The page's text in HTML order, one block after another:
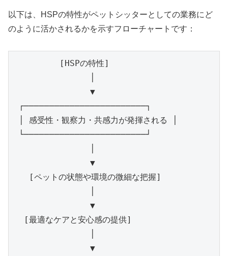
以下は、HSPの特性がペットシッターとしての業務にど
のように活かされるかを示すフローチャートです：
         [HSPの特性]
               ▼
┌────────────────────────┐
│ 感受性・観察力・共感力が発揮される │
└────────────────────────┘
               ▼
   [ペットの状態や環境の微細な把握]
               ▼
  [最適なケアと安心感の提供]
               ▼